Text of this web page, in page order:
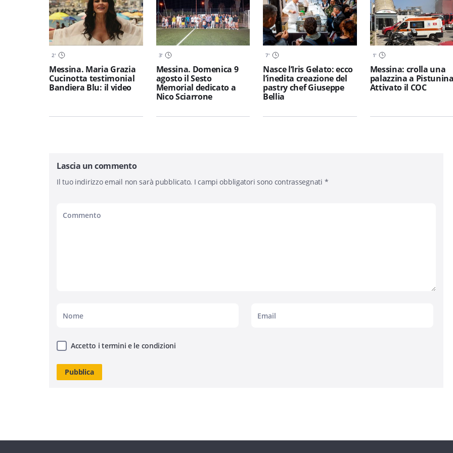
2'
Messina. Maria Grazia
Cucinotta testimonial
Bandiera Blu: il video
3'
Messina. Domenica 9
agosto il Sesto
Memorial dedicato a
Nico Sciarrone
7'
Nasce l’Iris Gelato: ecco
l’inedita creazione del
pastry chef Giuseppe
Bellia
1'
Messina: crolla una
palazzina a
Attivato il COC
Lascia un commento
Il tuo indirizzo email non sarà pubblicato. I campi obbligatori sono contrassegnati *
Accetto i termini e le condizioni